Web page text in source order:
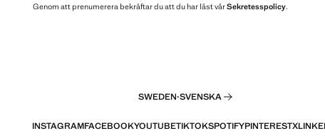
Genom att prenumerera bekräftar du att du har läst vårSekretesspolicy.
SWEDEN·SVENSKA
INSTAGRAMFACEBOOKYOUTUBETIKTOKSPOTIFYPINTERESTX